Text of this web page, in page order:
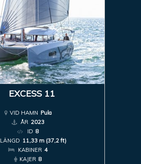
EXCESS 11
VID HAMN Pula
ÅR 2023
ID 8
LÄNGD 11,33 m (37,2 ft)
KABINER 4
KAJER 8